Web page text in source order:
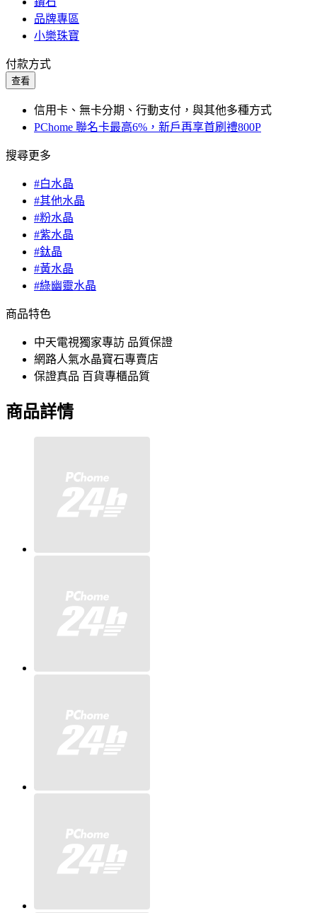
品牌專區
小樂珠寶
付款方式
查看
信用卡、無卡分期、行動支付，與其他多種方式
PChome 聯名卡最高6%，新戶再享首刷禮800P
搜尋更多
#白水晶
#其他水晶
#粉水晶
#紫水晶
#鈦晶
#黃水晶
#綠幽靈水晶
商品特色
中天電視獨家專訪 品質保證
網路人氣水晶寶石專賣店
保證真品 百貨專櫃品質
商品詳情